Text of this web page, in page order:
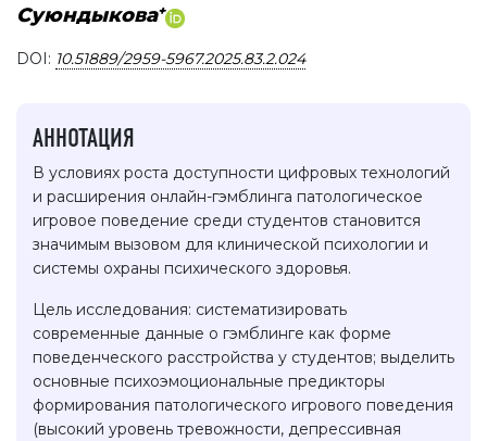
Суюндыкова+
DOI: 10.51889/2959-5967.2025.83.2.024
АННОТАЦИЯ
В условиях роста доступности цифровых технологий
и расширения онлайн-гэмблинга патологическое
игровое поведение среди студентов становится
значимым вызовом для клинической психологии и
системы охраны психического здоровья.
Цель исследования: систематизировать
современные данные о гэмблинге как форме
поведенческого расстройства у студентов; выделить
основные психоэмоциональные предикторы
формирования патологического игрового поведения
(высокий уровень тревожности, депрессивная